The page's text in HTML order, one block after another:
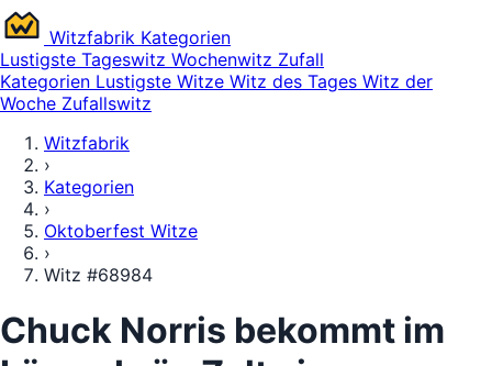
Witzfabrik Kategorien
Lustigste Tageswitz Wochenwitz Zufall
Kategorien Lustigste Witze Witz des Tages Witz der
Woche Zufallswitz
Witzfabrik
›
Kategorien
›
Oktoberfest Witze
›
Witz #68984
Chuck Norris bekommt im